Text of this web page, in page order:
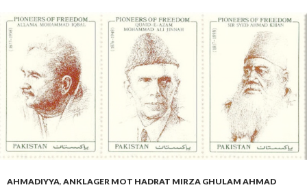
AHMADIYYA, ANKLAGER MOT HADRAT MIRZA GHULAM AHMAD